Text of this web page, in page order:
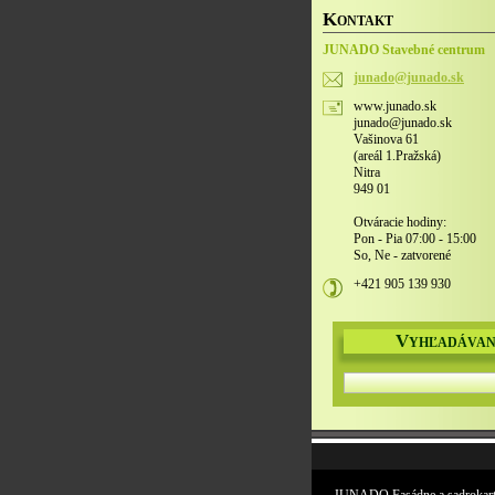
KONTAKT
JUNADO Stavebné centrum
junado@junado.sk
www.junado.sk
junado@junado.sk
Vašinova 61
(areál 1.Pražská)
Nitra
949 01
Otváracie hodiny:
Pon - Pia 07:00 - 15:00
So, Ne - zatvorené
+421 905 139 930
V